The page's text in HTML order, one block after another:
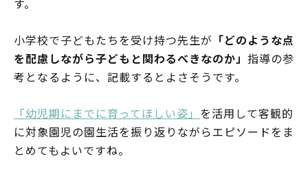
す。
小学校で子どもたちを受け持つ先生が 「どのような点
を配慮しながら子どもと関わるべきなのか」 指導の参
考となるように、記載するとよさそうです。
「幼児期にまでに育ってほしい姿」 を活用して客観的
に対象園児の園生活を振り返りながらエピソードをま
とめてもよいですね。